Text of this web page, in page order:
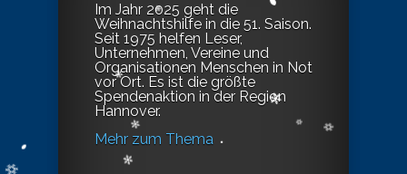
Im Jahr 2025 geht die
Weihnachtshilfe in die 51. Saison.
Seit 1975 helfen Leser,
Unternehmen, Vereine und
Organisationen Menschen in Not
vor Ort. Es ist die größte
Spendenaktion in der Region
Hannover.
Mehr zum Thema